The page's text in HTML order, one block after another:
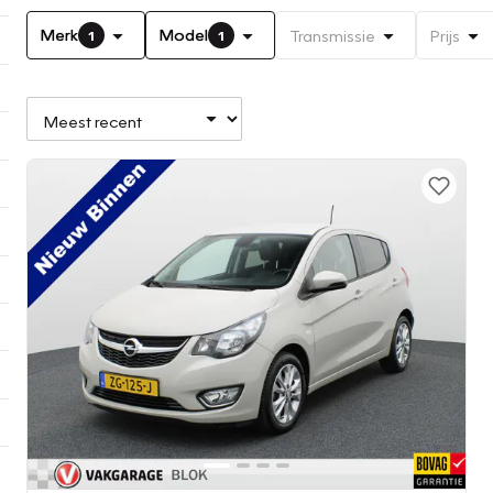
Merk 1 Model 1 Transmissie Prijs